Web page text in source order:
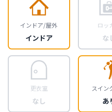
インドア/屋外
インドア
ロッ
な
更衣室
なし
スイン
あ